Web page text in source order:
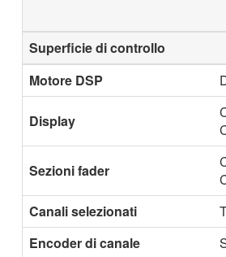
Superficie di controllo
Motore DSP
Display
Sezioni fader
Canali selezionati
Encoder di canale